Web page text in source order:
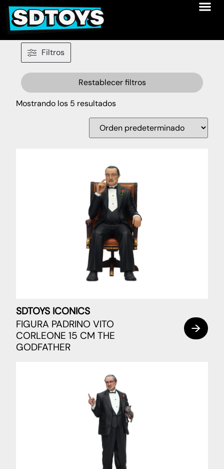
Filtros
Restablecer filtros
Mostrando los 5 resultados
SDTOYS ICONICS
FIGURA PADRINO VITO
CORLEONE 15 CM THE
GODFATHER